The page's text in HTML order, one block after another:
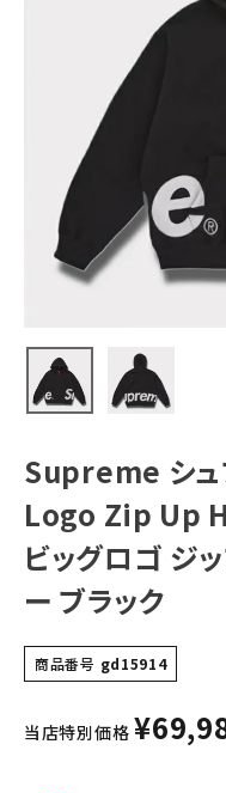
Supreme シュプ
リーム 2025SS
Big Logo Zip
Up Hooded
Sweatshirt ビッ
グロゴ ジップアッ
プ フードパーカー
ブラック
(税込)
NEW ITEMS
Tシャツ・ロングスリーブ
パーカー・トレーナー
キャップ・ハット
ニット帽・ビーニー
バックパック・リュック
その他バッグ類
スニーカー・ブーツ
パンツ・ショーツ
Supreme シュ
Logo Zip Up
ビッグロゴ ジ
ー ブラック
商品番号 gd15914
当店特別価格 ¥